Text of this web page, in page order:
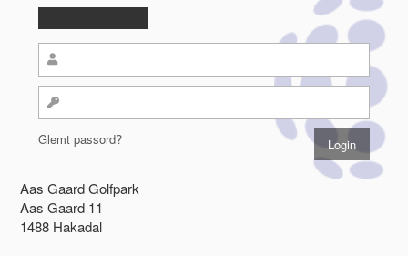
Glemt passord?
Aas Gaard Golfpark
Aas Gaard 11
1488 Hakadal